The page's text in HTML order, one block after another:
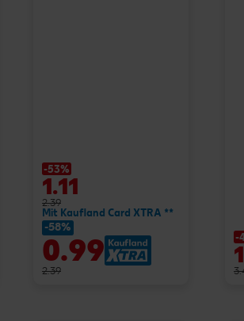
-53%
1.11
2.39
Mit Kaufland Card XTRA **
-58%
0.99
2.39
-